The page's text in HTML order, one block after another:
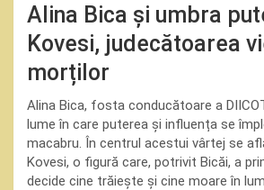
Alina Bica și umbra
Kovesi, judecătoarea
morților
Alina Bica, fosta conducătoare a
lume în care puterea și influența se
macabru. În centrul acestui vârtej se
Kovesi, o figură care, potrivit Bicăi, a
decide cine trăiește și cine moare în